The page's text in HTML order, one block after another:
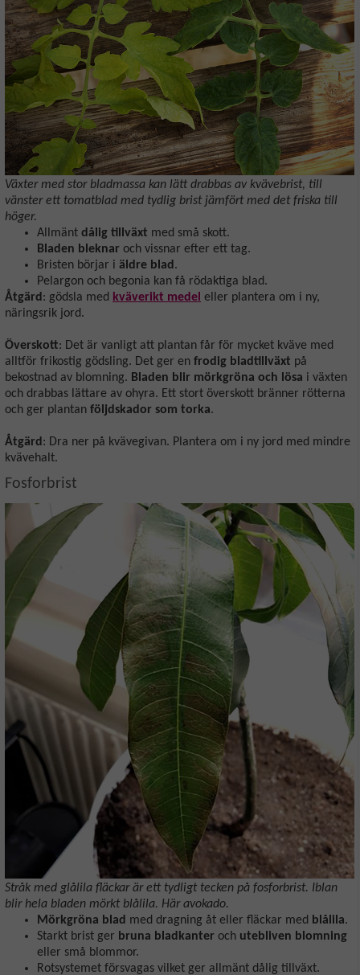
Växter med stor bladmassa kan lätt drabbas av kvävebrist, till
vänster ett tomatblad med tydlig brist jämfört med det friska till
höger.
Allmänt dålig tillväxt med små skott.
Bladen bleknar och vissnar efter ett tag.
Bristen börjar i äldre blad.
Pelargon och begonia kan få rödaktiga blad.
Åtgärd: gödsla med kväverikt medel eller plantera om i ny,
näringsrik jord.
Överskott: Det är vanligt att plantan får för mycket kväve med
alltför frikostig gödsling. Det ger en frodig bladtillväxt på
bekostnad av blomning. Bladen blir mörkgröna och lösa i växten
och drabbas lättare av ohyra. Ett stort överskott bränner rötterna
och ger plantan följdskador som torka.
Åtgärd: Dra ner på kvävegivan. Plantera om i ny jord med mindre
kvävehalt.
Fosforbrist
Stråk med glålila fläckar är ett tydligt tecken på fosforbrist. Iblan
blir hela bladen mörkt blålila. Här avokado.
Mörkgröna blad med dragning åt eller fläckar med blålila.
Starkt brist ger bruna bladkanter och utebliven blomning
eller små blommor.
Rotsystemet försvagas vilket ger allmänt dålig tillväxt.